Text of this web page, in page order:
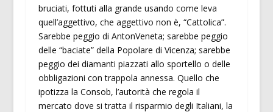
bruciati, fottuti alla grande usando come leva
quell’aggettivo, che aggettivo non è, “Cattolica”.
Sarebbe peggio di AntonVeneta; sarebbe peggio
delle “baciate” della Popolare di Vicenza; sarebbe
peggio dei diamanti piazzati allo sportello o delle
obbligazioni con trappola annessa. Quello che
ipotizza la Consob, l’autorità che regola il
mercato dove si tratta il risparmio degli Italiani, la